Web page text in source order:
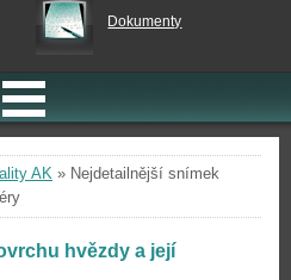
Dokumenty
AK » Nejdetailnější snímek
hvězdy a její